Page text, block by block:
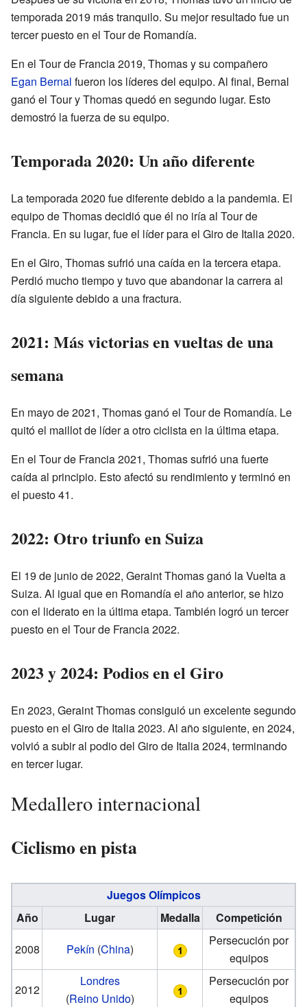
temporada 2019 más tranquilo. Su mejor resultado fue un
tercer puesto en el Tour de Romandía.
En el Tour de Francia 2019, Thomas y su compañero
Egan Bernal fueron los líderes del equipo. Al final, Bernal
ganó el Tour y Thomas quedó en segundo lugar. Esto
demostró la fuerza de su equipo.
Temporada 2020: Un año diferente
La temporada 2020 fue diferente debido a la pandemia. El
equipo de Thomas decidió que él no iría al Tour de
Francia. En su lugar, fue el líder para el Giro de Italia 2020.
En el Giro, Thomas sufrió una caída en la tercera etapa.
Perdió mucho tiempo y tuvo que abandonar la carrera al
día siguiente debido a una fractura.
2021: Más victorias en vueltas de una
semana
En mayo de 2021, Thomas ganó el Tour de Romandía. Le
quitó el maillot de líder a otro ciclista en la última etapa.
En el Tour de Francia 2021, Thomas sufrió una fuerte
caída al principio. Esto afectó su rendimiento y terminó en
el puesto 41.
2022: Otro triunfo en Suiza
El 19 de junio de 2022, Geraint Thomas ganó la Vuelta a
Suiza. Al igual que en Romandía el año anterior, se hizo
con el liderato en la última etapa. También logró un tercer
puesto en el Tour de Francia 2022.
2023 y 2024: Podios en el Giro
En 2023, Geraint Thomas consiguió un excelente segundo
puesto en el Giro de Italia 2023. Al año siguiente, en 2024,
volvió a subir al podio del Giro de Italia 2024, terminando
en tercer lugar.
Medallero internacional
Ciclismo en pista
Juegos Olímpicos
Año
Lugar Medalla
Competición
2008
Pekín (China)
Persecución por
equipos
2012
Londres
(Reino Unido)
Persecución por
equipos